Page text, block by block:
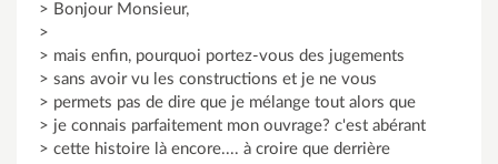
> Bonjour Monsieur,
>
> mais enfin, pourquoi portez-vous des jugements
> sans avoir vu les constructions et je ne vous
> permets pas de dire que je mélange tout alors que
> je connais parfaitement mon ouvrage? c'est abérant
> cette histoire là encore.... à croire que derrière